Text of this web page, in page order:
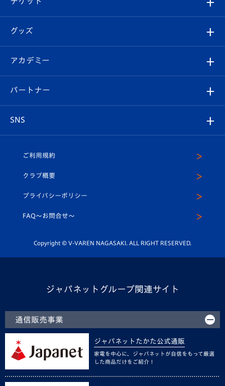
チケット
イベント
メディア
ホームタウン
エンブレム紹介
スタッフプロフィール
マスコット紹介
平和祈念活動
ホームタウン活動
はじめての観戦ガイド
Revive Team
ヴィヴィくんの長崎おもてなしガイド
フォトギャラリー
スタジアムグルメ
チケット
V-LOVERS（ファンクラブ）
プレイヤーズスイート
グッズ
オンラインショップ
店舗情報
アカデミー
育成からのお知らせ
U-18
スクール
パートナー
SNS
ヴィヴィくんインスタグラム
公式LINE＠
ご利用規約
クラブ概要
プライバシーポリシー
FAQ〜お問合せ〜
Copyright © V-VAREN NAGASAKI. ALL RIGHT RESERVED.
ジャパネットグループ関連サイト
通信販売事業
ジャパネットたかた公式通販
家電を中心に、ジャパネットが自信をもって厳選
した商品だけをご紹介！